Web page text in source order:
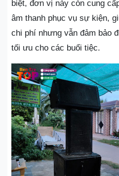
biệt, đơn vị này còn cung
âm thanh phục vụ sự kiện,
chi phí nhưng vẫn đảm bảo
tối ưu cho các buổi tiệc.